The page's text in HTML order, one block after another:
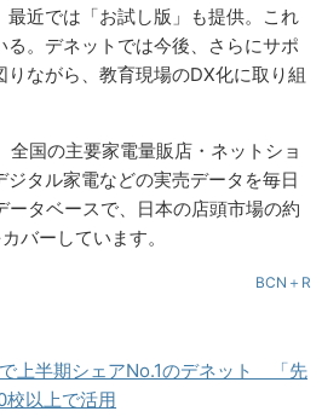
最近では「お試し版」も提供。これ
る。デネットでは今後、さらにサポ
ながら、教育現場のDX化に取り組
全国の主要家電量販店・ネットショ
ジタル家電などの実売データを毎日
ータベースで、日本の店頭市場の約
バーしています。
BCN＋R
で上半期シェアNo.1のデネット 「先
以上で活用